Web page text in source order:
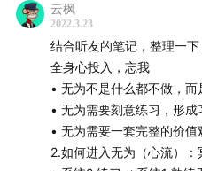
* 《未来简史》
* 《资本社会的17个矛盾》
* 自由主义
背景音乐：
云枫
2022.3.23
结合听友的笔记，整理一
全身心投入，忘我
• 无为不是什么都不做，而
• 无为需要刻意练习，形成
• 无为需要一套完整的价
2.如何进入无为（心流）：